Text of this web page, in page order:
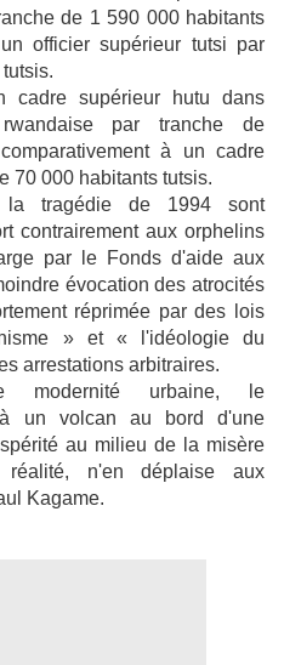
de 1 590 000 habitants
officier supérieur tutsi par
cadre supérieur hutu dans
rwandaise par tranche de
à un cadre
70 000 habitants tutsis.
la tragédie de 1994 sont
contrairement aux orphelins
par le Fonds d'aide aux
évocation des atrocités
réprimée par des lois
» et « l'idéologie du
arrestations arbitraires.
modernité urbaine, le
un volcan au bord d'une
au milieu de la misère
n'en déplaise aux
Kagame.